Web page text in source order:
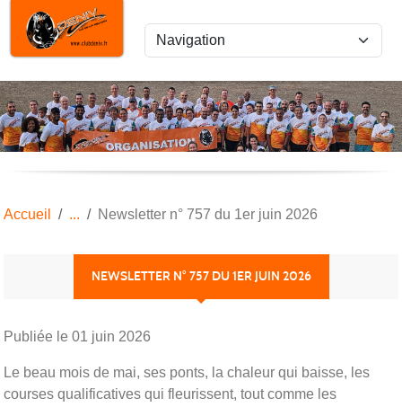
Accueil Newsletter n° 757 du 1er juin 2026
NEWSLETTER N° 757 DU 1ER JUIN 2026
Publiée le 01 juin 2026
Le beau mois de mai, ses ponts, la chaleur qui baisse, les
courses qualificatives qui fleurissent, tout comme les
Panneau de gestion des cookies